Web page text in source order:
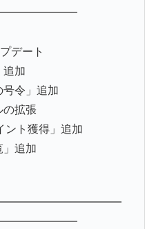
デート
加
令」追加
拡張
ト獲得」追加
追加